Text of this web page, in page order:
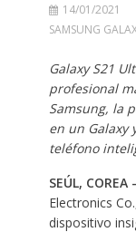
14/01/2021
SAMSUNG
Galaxy S21
profesional
Samsung, la
en un Galaxy
teléfono
SEÚL,
Electronics
dispositivo